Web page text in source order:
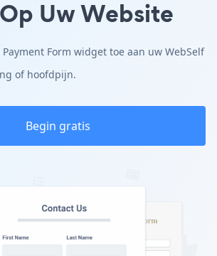
Uw Website
Form widget toe aan uw WebSelf
of hoofdpijn.
Begin gratis